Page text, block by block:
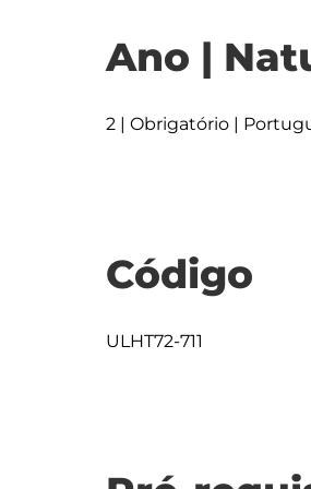
Ano |
2 | Obrigatório |
Código
ULHT72-711